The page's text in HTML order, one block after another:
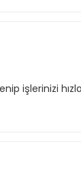
işlerinizi
aboneliği